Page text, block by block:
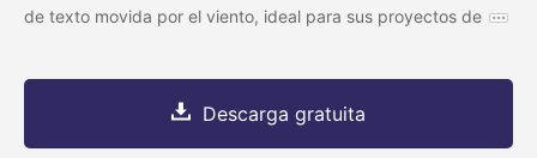
de texto movida por el viento, ideal para sus proyectos de
Descarga gratuita